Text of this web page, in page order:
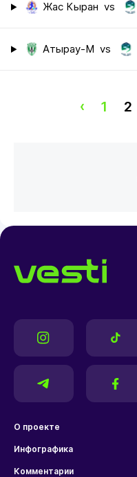
Жас Кыран vs
Атырау-М vs
‹ 1 2
О проекте
Инфографика
Комментарии